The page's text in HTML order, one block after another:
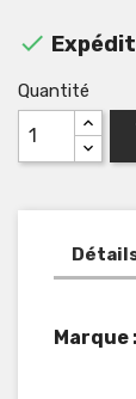

Quantité
Marque